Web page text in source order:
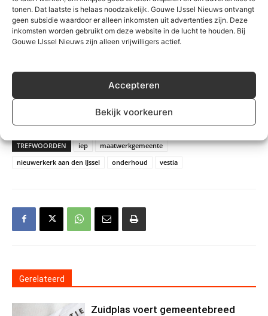
tonen. Dat laatste is helaas noodzakelijk. Gouwe IJssel Nieuws ontvangt
geen subsidie waardoor er alleen inkomsten uit advertenties zijn. Deze
inkomsten worden gebruikt om deze website in de lucht te houden. Bij
Gouwe IJssel Nieuws zijn alleen vrijwilligers actief.
Accepteren
Bekijk voorkeuren
waterschade in de centrale hal door lekkage
TREFWOORDEN iep
maatwerkgemeente
nieuwerkerk aan den IJssel
onderhoud vestia
Gerelateerd
Zuidplas voert gemeentebreed